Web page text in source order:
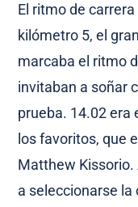
El ritmo de
kilómetro 5, el
marcaba el ritmo
invitaban a soñar
prueba. 14.02 era
los favoritos, que
Matthew Kissorio.
a seleccionarse la